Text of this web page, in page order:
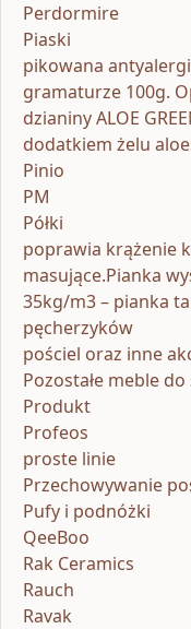
Perdormire
Piaski
pikowana
gramaturze 100g.
dzianiny ALOE
dodatkiem żelu
Pinio
PM
Półki
poprawia krążenie
masujące.Pianka
35kg/m3 – pianka
pęcherzyków
pościel oraz inne
Pozostałe meble
Produkt
Profeos
proste linie
Przechowywanie
Pufy i podnóżki
QeeBoo
Rak Ceramics
Rauch
Ravak